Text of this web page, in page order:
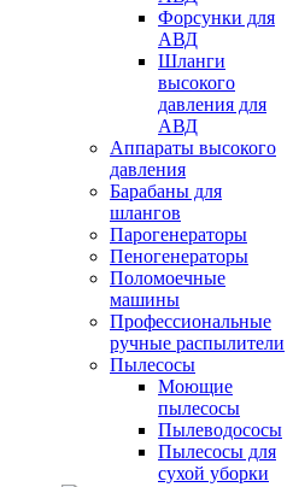
Форсунки для
АВД
Шланги
высокого
давления для
АВД
Аппараты высокого
давления
Барабаны для
шлангов
Парогенераторы
Пеногенераторы
Поломоечные
машины
Профессиональные
ручные распылители
Пылесосы
Моющие
пылесосы
Пылеводососы
Пылесосы для
сухой уборки